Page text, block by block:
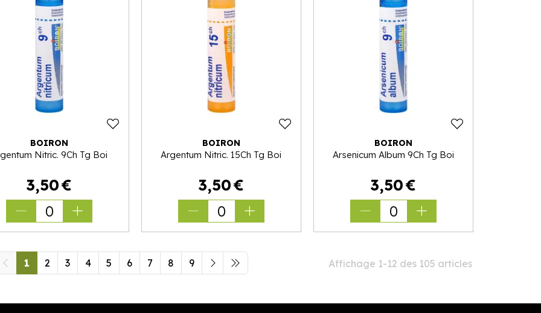
BOIRON
Nitric. 9Ch Tg Boi
3,50€
0
BOIRON
Argentum Nitric. 15Ch Tg Boi
3,50€
0
BOIRON
Arsenicum Album 9Ch Tg Boi
3,50€
0
Affichage 1-12 des 105 articles
1 2 3 4 5 6 7 8 9